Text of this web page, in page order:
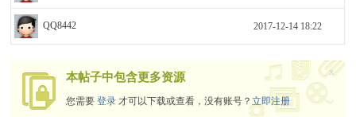
QQ8442 2017-12-14 18:22
本帖子中包含更多资源
您需要登录 才可以下载或查看，没有账号？立即注册
x